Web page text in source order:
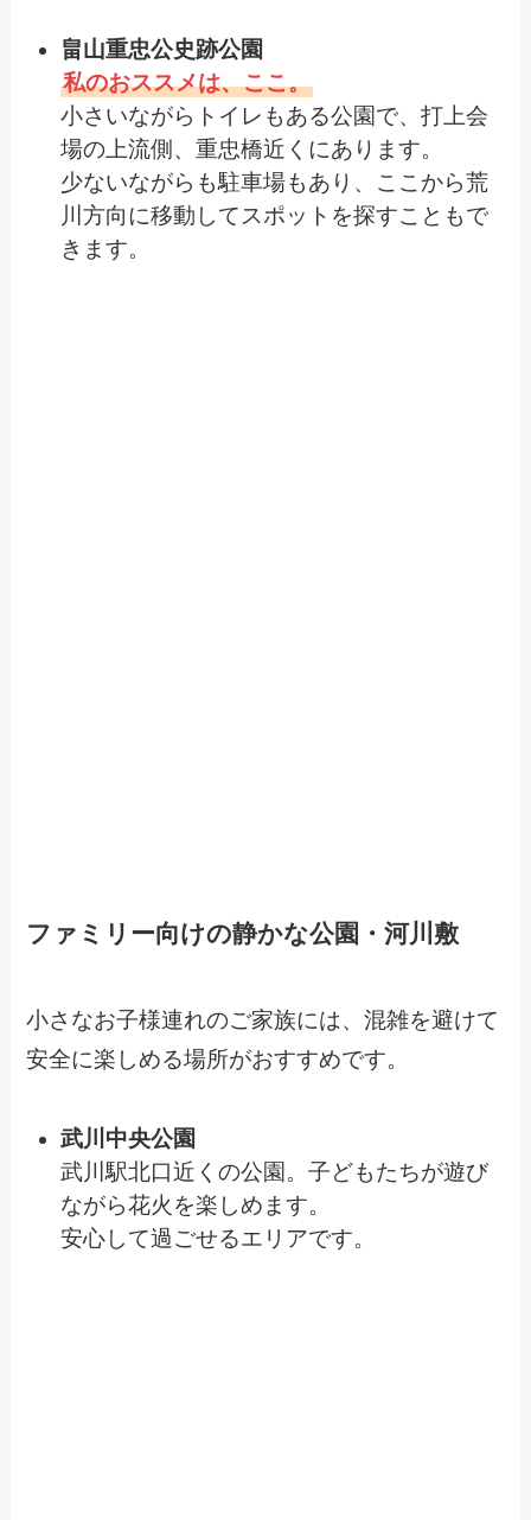
畠山重忠公史跡公園
私のおススメは、ここ。
小さいながらトイレもある公園で、打上会
場の上流側、重忠橋近くにあります。
少ないながらも駐車場もあり、ここから荒
川方向に移動してスポットを探すこともで
きます。
ファミリー向けの静かな公園・河川敷
小さなお子様連れのご家族には、混雑を避けて
安全に楽しめる場所がおすすめです。
武川中央公園
武川駅北口近くの公園。子どもたちが遊び
ながら花火を楽しめます。
安心して過ごせるエリアです。